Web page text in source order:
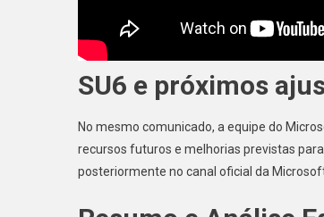
SU6 e próximos
No mesmo comunicado, a equipe do
recursos futuros e melhorias previstas
posteriormente no canal oficial da